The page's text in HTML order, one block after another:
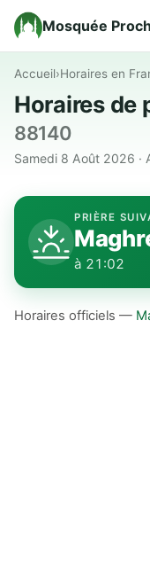
Mosquée
Accueil›Horaires en
Horaires de
88140
Samedi 8 Août 2026 ·
PRIÈRE
à 21:02
Horaires officiels —